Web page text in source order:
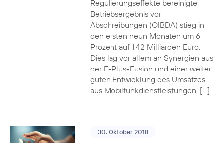
Regulierungseffekte bereinigte
Betriebsergebnis vor
Abschreibungen (OIBDA) stieg in
den ersten neun Monaten um 6
Prozent auf 1,42 Milliarden Euro.
Dies lag vor allem an Synergien aus
der E-Plus-Fusion und einer weiter
guten Entwicklung des Umsatzes
aus Mobilfunkdienstleistungen. […]
30. Oktober 2018